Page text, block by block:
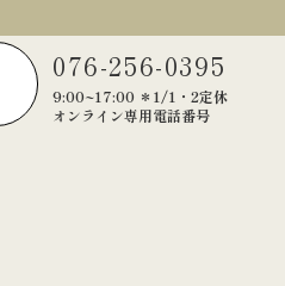
076-256-0395
9:00~17:00 ＊1/1・2定休
オンライン専用電話番号